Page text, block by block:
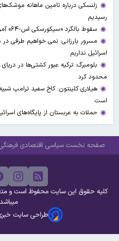
زلنسکی درباره تامین ماهانه
رسیدیم
سقوط بالگرد «سیکورسکی اس-۶۴» آمریکا
مسرور بارزانی: نمی خواهیم طرفی در
اسرائیل نداریم
بلومبرگ: ترکیه عبور کشتی‌ها در
محدود کرد
هیلاری کلینتون: کاخ سفید ترامپ
است
حملات به عربستان از پایگاه‌های
صفحه نخست سیاسی اقتصادی
کلیه حقوق این سایت محفوظ است و
میباشد
طراحی سایت